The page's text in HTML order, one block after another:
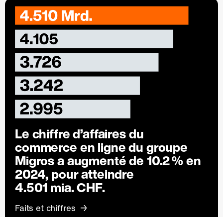
Le chiffre d’affaires du
commerce en ligne du groupe
Migros a augmenté de10.2 %en
2024, pour atteindre
4.501 mia. CHF.
Faits et chiffres